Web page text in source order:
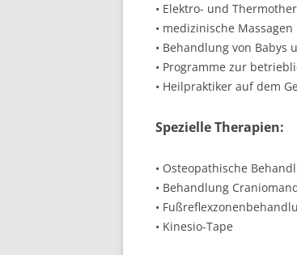
• Elektro- und
• medizinische Massagen
• Behandlung von
• Programme zur
• Heilpraktiker auf dem
Spezielle Therapien:
• Osteopathische
• Behandlung
•
• Kinesio-Tape